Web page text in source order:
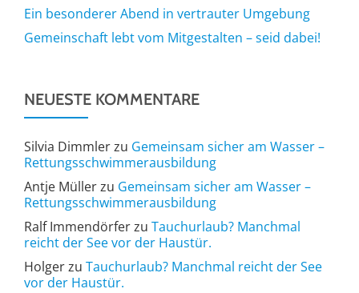
Ein besonderer Abend in vertrauter Umgebung
Gemeinschaft lebt vom Mitgestalten – seid dabei!
NEUESTE KOMMENTARE
Silvia Dimmlerzu Gemeinsam sicher am Wasser –
Rettungsschwimmerausbildung
Antje Müllerzu Gemeinsam sicher am Wasser –
Rettungsschwimmerausbildung
Ralf Immendörferzu Tauchurlaub? Manchmal
reicht der See vor der Haustür.
Holgerzu Tauchurlaub? Manchmal reicht der See
vor der Haustür.